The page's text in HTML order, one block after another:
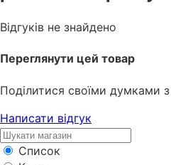
Відгуків не знайдено
Переглянути цей товар
Поділитися своїми думками
Написати відгук
Список